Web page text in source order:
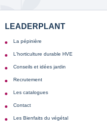
LEADERPLANT
La pépinière
L'horticulture durable HVE
Conseils et idées jardin
Recrutement
Les catalogues
Contact
Les Bienfaits du végétal